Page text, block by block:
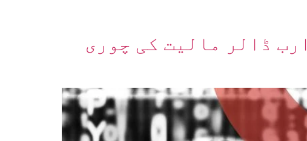
شمالی کوریا کے کریپٹو ہیکرز نے 2025 میں 2.1 ارب ڈالر مالیت کی چوری